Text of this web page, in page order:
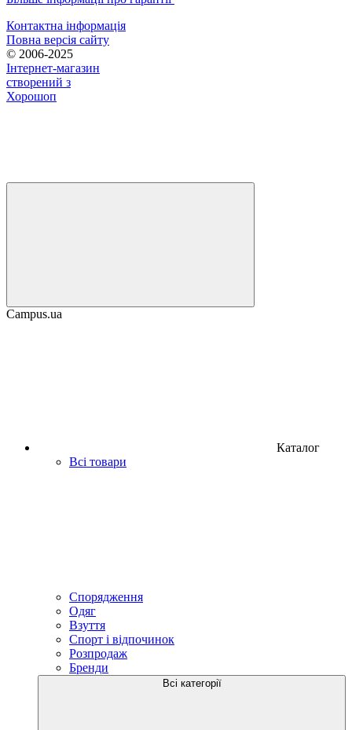
Контактна інформація
Повна версія сайту
© 2006-2025
Інтернет-магазин
створений з
Хорошоп
Campus.ua
Каталог
Всі товари
Спорядження
Одяг
Взуття
Спорт і відпочинок
Розпродаж
Бренди
Всі категорії